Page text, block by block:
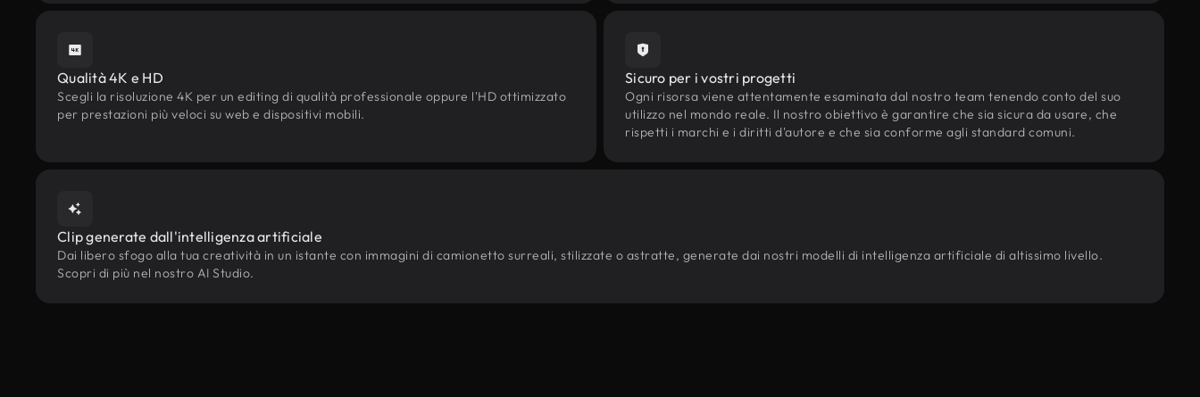
Qualità 4K e HD
Scegli la risoluzione 4K per un editing di qualità professionale oppure l'HD ottimizzato
per prestazioni più veloci su web e dispositivi mobili.
Sicuro per i vostri progetti
Ogni risorsa viene attentamente esaminata dal nostro team tenendo conto del suo
utilizzo nel mondo reale. Il nostro obiettivo è garantire che sia sicura da usare, che
rispetti i marchi e i diritti d'autore e che sia conforme agli standard comuni.
Clip generate dall'intelligenza artificiale
Dai libero sfogo alla tua creatività in un istante con immagini di camionetto surreali, stilizzate o astratte, generate dai nostri modelli di intelligenza artificiale di altissimo livello.
Scopri di più nel nostro AI Studio.